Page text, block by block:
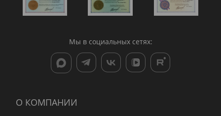
Мы в социальных сетях:
О КОМПАНИИ